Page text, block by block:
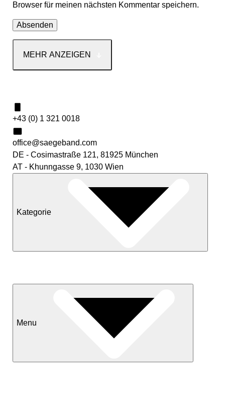
Browser für meinen nächsten Kommentar speichern.
MEHR ANZEIGEN
+43 (0) 1 321 0018
office@saegeband.com
DE - Cosimastraße 121, 81925 München
AT - Khunngasse 9, 1030 Wien
Kategorie
Menu